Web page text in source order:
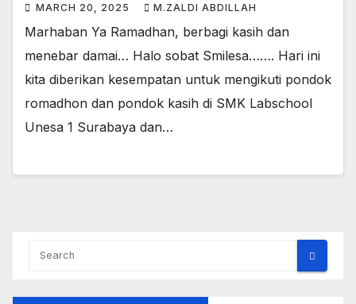
MARCH 20, 2025 M.ZALDI ABDILLAH
Marhaban Ya Ramadhan, berbagi kasih dan
menebar damai… Halo sobat Smilesa……. Hari ini
kita diberikan kesempatan untuk mengikuti pondok
romadhon dan pondok kasih di SMK Labschool
Unesa 1 Surabaya dan…